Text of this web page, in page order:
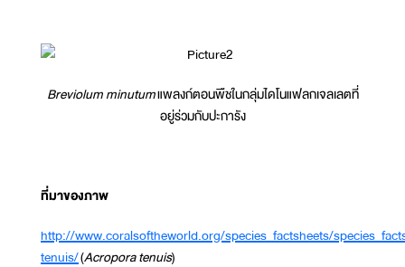
Breviolum minutumแพลงก์ตอนพืชในกลุ่มไดโนแฟลกเจลเลตที่
อยู่ร่วมกับปะการัง
ที่มาของภาพ
http://www.coralsoftheworld.org/species_factsheets/
tenuis/(Acropora tenuis)